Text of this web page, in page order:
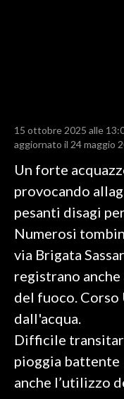
RISULTATI E CLASSIFICHE
CALCIO
CALCIO REGIONALE
BASKET
VOLLEY
MOTORI
TENNIS
ALTRI SPORT
CULTURA
SPETTACOLI
GOSSIP
15 ottobre 2025 alle
aggiornato il 24 maggio
Un forte
provocando
pesanti disagi
Numerosi
via Brigata
registrano
del fuoco. Corso
dall'acqua.
Difficile
pioggia
anche l’utilizzo